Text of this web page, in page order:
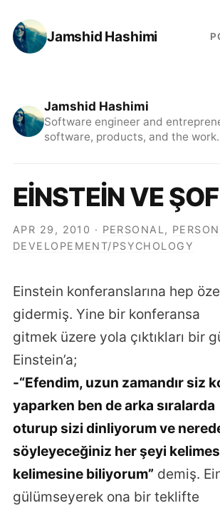
Jamshid Hashimi
Jamshid Hashimi
Software engineer and
software, products, and the work.
EİNSTEİN VE
APR 29, 2010 · PERSONAL ,
DEVELOPEMENT/PSYCHOLOGY
Einstein konferanslarına hep
gidermiş. Yine bir konferansa
gitmek üzere yola çıktıkları bir
Einstein’a;
-“Efendim, uzun zamandır siz
yaparken ben de arka sıralarda
oturup sizi dinliyorum ve
söyleyeceğiniz her şeyi
kelimesine biliyorum” demiş.
gülümseyerek ona bir teklifte